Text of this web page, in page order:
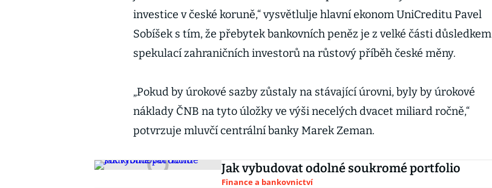
investice v české koruně,“ vysvětlulje hlavní ekonom UniCreditu Pavel
Sobíšek s tím, že přebytek bankovních peněz je z velké části důsledkem
spekulací zahraničních investorů na růstový příběh české měny.
„Pokud by úrokové sazby zůstaly na stávající úrovni, byly by úrokové
náklady ČNB na tyto úložky ve výši necelých dvacet miliard ročně,“
potvrzuje mluvčí centrální banky Marek Zeman.
Jak vybudovat odolné soukromé portfolio
Finance a bankovnictví